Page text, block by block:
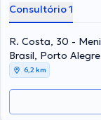
Consultório 1
R. Costa, 30 -
Brasil, Porto Alegre
6,2 km